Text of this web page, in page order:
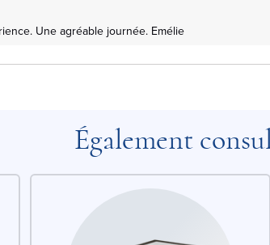
Une agréable journée. Emélie
Également